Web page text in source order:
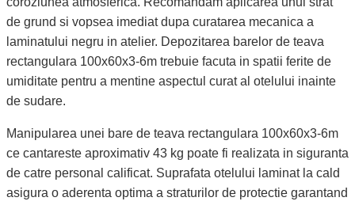
de grund si vopsea imediat dupa curatarea mecanica a
laminatului negru in atelier. Depozitarea barelor de teava
rectangulara 100x60x3-6m trebuie facuta in spatii ferite de
umiditate pentru a mentine aspectul curat al otelului inainte
de sudare.
Manipularea unei bare de teava rectangulara 100x60x3-6m
ce cantareste aproximativ 43 kg poate fi realizata in siguranta
de catre personal calificat. Suprafata otelului laminat la cald
asigura o aderenta optima a straturilor de protectie garantand